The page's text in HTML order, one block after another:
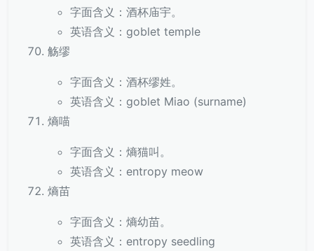
字面含义：酒杯庙宇。
英语含义：goblet temple
觞缪
字面含义：酒杯缪姓。
英语含义：goblet Miao (surname)
熵喵
字面含义：熵猫叫。
英语含义：entropy meow
熵苗
字面含义：熵幼苗。
英语含义：entropy seedling